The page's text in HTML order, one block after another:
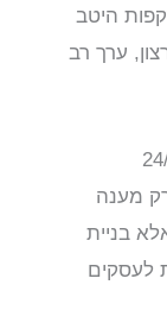
היטב
ערך רב
אינה רק מענה
בניית
לעסקים